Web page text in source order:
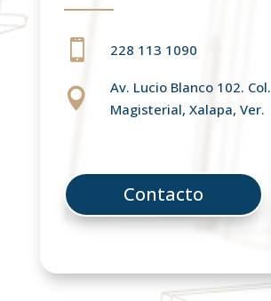
 228 113 1090

Av. Lucio Blanco 102. Col.
Magisterial, Xalapa, Ver.
Contacto